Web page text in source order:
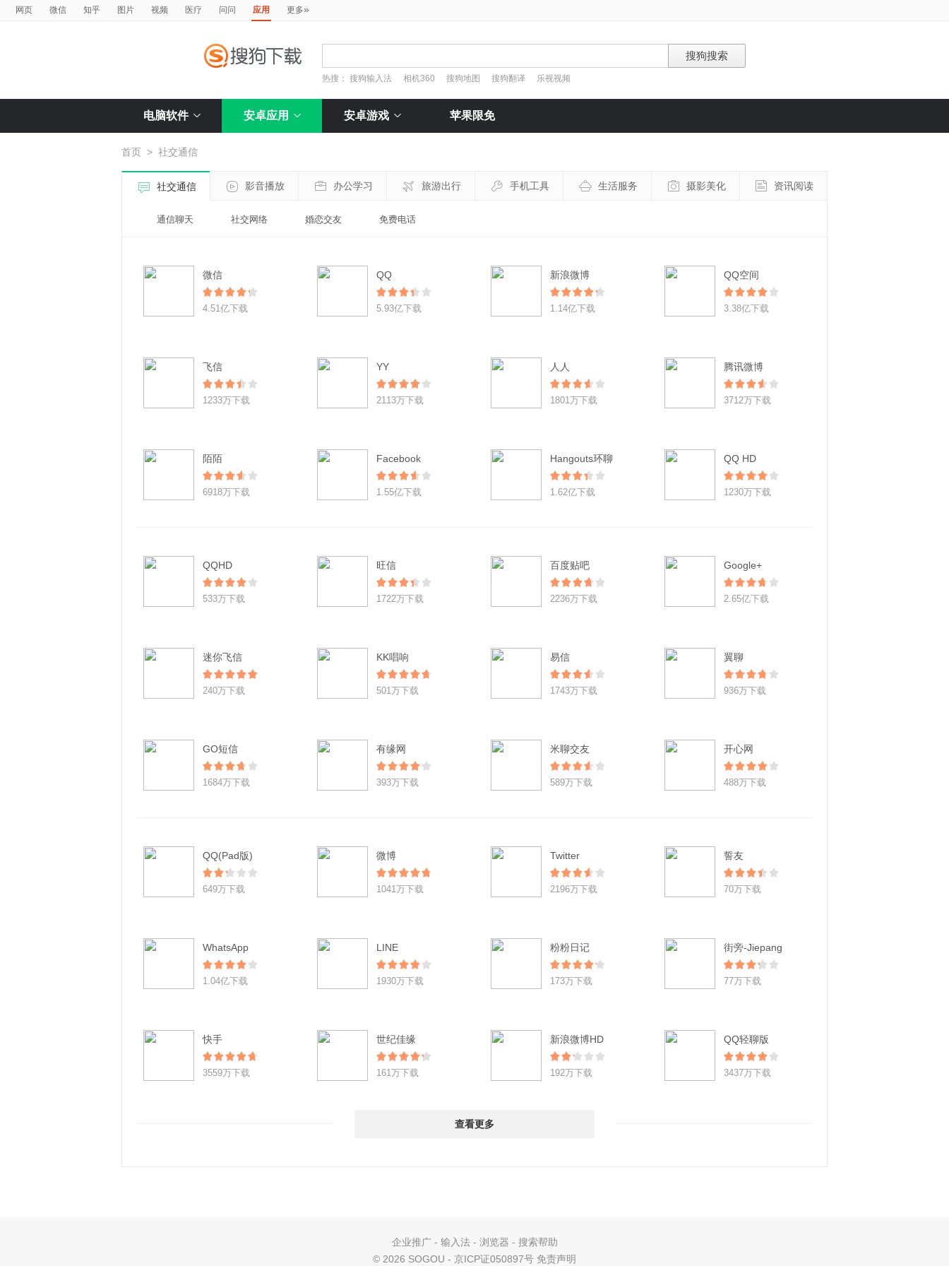
网页 微信 知乎 图片 视频 医疗 问问 应用 更多»
热搜： 搜狗输入法 相机360 搜狗地图 搜狗翻译 乐视视频
电脑软件 安卓应用 安卓游戏 苹果限免
首页 > 社交通信
社交通信 影音播放 办公学习 旅游出行 手机工具 生活服务 摄影美化 资讯阅读
通信聊天 社交网络 婚恋交友 免费电话
微信
4.51亿下载
QQ
5.93亿下载
新浪微博
1.14亿下载
QQ空间
3.38亿下载
飞信
1233万下载
YY
2113万下载
人人
1801万下载
腾讯微博
3712万下载
陌陌
6918万下载
Facebook
1.55亿下载
Hangouts环聊
1.62亿下载
QQ HD
1230万下载
QQHD
533万下载
旺信
1722万下载
百度贴吧
2236万下载
Google+
2.65亿下载
迷你飞信
240万下载
KK唱响
501万下载
易信
1743万下载
翼聊
936万下载
GO短信
1684万下载
有缘网
393万下载
米聊交友
589万下载
开心网
488万下载
QQ(Pad版)
649万下载
微博
1041万下载
Twitter
2196万下载
誓友
70万下载
WhatsApp
1.04亿下载
LINE
1930万下载
粉粉日记
173万下载
街旁-Jiepang
77万下载
快手
3559万下载
世纪佳缘
161万下载
新浪微博HD
192万下载
QQ轻聊版
3437万下载
查看更多
企业推广- 输入法- 浏览器 - 搜索帮助
© 2026 SOGOU - 京ICP证050897号 免责声明